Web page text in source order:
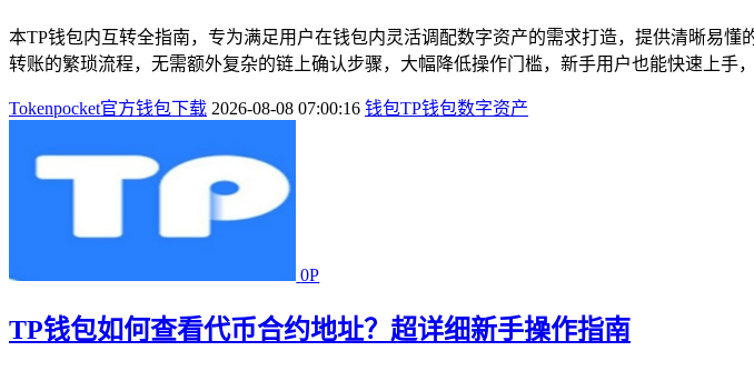
本TP钱包内互转全指南，专为满足用户在钱包内灵活调配数字资产的需求打造，提供清晰易
转账的繁琐流程，无需额外复杂的链上确认步骤，大幅降低操作门槛，新手用户也能快速上
Tokenpocket官方钱包下载 2026-08-08 07:00:16 钱包TP钱包数字资产
0P
TP钱包如何查看代币合约地址？超详细新手操作指南